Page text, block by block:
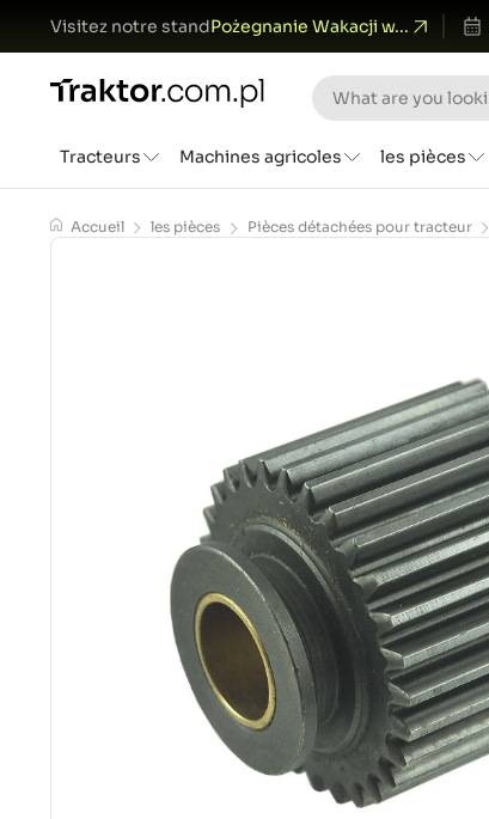
Visitez notre standPożegnanie Wakacji w...
Tracteurs Machines agricoles les pièces
Accueil les pièces Pièces détachées pour tracteur